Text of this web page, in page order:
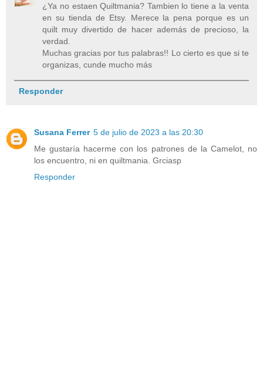
¿Ya no estaen Quiltmania? Tambien lo tiene a la venta
en su tienda de Etsy. Merece la pena porque es un
quilt muy divertido de hacer además de precioso, la
verdad.
Muchas gracias por tus palabras!! Lo cierto es que si te
organizas, cunde mucho más
Responder
Susana Ferrer 5 de julio de 2023 a las 20:30
Me gustaría hacerme con los patrones de la Camelot, no
los encuentro, ni en quiltmania. Grciasp
Responder